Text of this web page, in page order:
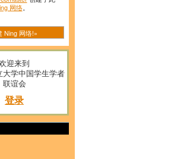
网络。
Ning 网络!»
迎来到
大学中国学生学者
联谊会
登录